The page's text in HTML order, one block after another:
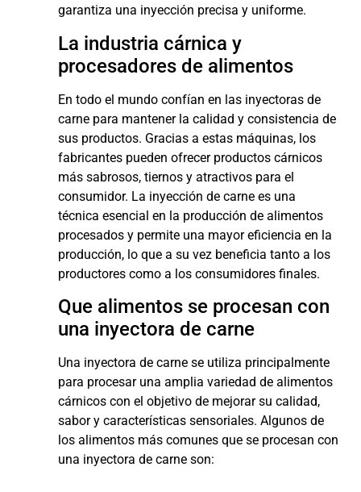
garantiza una inyección precisa y uniforme.
La industria cárnica y
procesadores de alimentos
En todo el mundo confían en las inyectoras de
carne para mantener la calidad y consistencia de
sus productos. Gracias a estas máquinas, los
fabricantes pueden ofrecer productos cárnicos
más sabrosos, tiernos y atractivos para el
consumidor. La inyección de carne es una
técnica esencial en la producción de alimentos
procesados y permite una mayor eficiencia en la
producción, lo que a su vez beneficia tanto a los
productores como a los consumidores finales.
Que alimentos se procesan con
una inyectora de carne
Una inyectora de carne se utiliza principalmente
para procesar una amplia variedad de alimentos
cárnicos con el objetivo de mejorar su calidad,
sabor y características sensoriales. Algunos de
los alimentos más comunes que se procesan con
una inyectora de carne son: